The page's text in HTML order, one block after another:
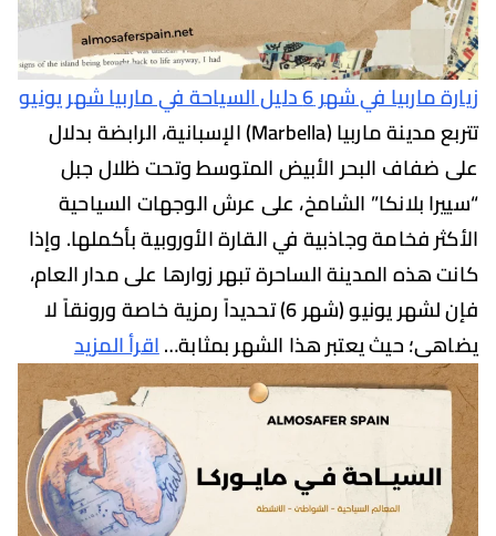
6 دليل السياحة في ماربيا شهر يونيو
تتربع مدينة ماربيا (Marbella) الإسبانية، الرابضة بدلال
البحر الأبيض المتوسط وتحت ظلال جبل
بلانكا” الشامخ، على عرش الوجهات السياحية
فخامة وجاذبية في القارة الأوروبية بأكملها. وإذا
المدينة الساحرة تبهر زوارها على مدار العام،
فإن لشهر يونيو (شهر 6) تحديداً رمزية خاصة ورونقاً لا
حيث يعتبر هذا الشهر بمثابة…اقرأ المزيد